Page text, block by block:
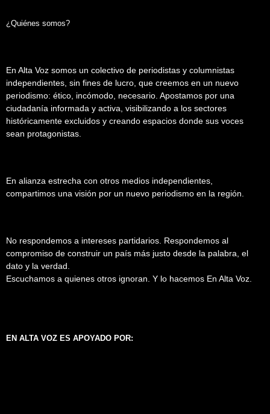
¿Quiénes somos?
En Alta Voz somos un colectivo de periodistas y columnistas
independientes, sin fines de lucro, que creemos en un nuevo
periodismo: ético, incómodo, necesario. Apostamos por una
ciudadanía informada y activa, visibilizando a los sectores
históricamente excluidos y creando espacios donde sus voces
sean protagonistas.
En alianza estrecha con otros medios independientes,
compartimos una visión por un nuevo periodismo en la región.
No respondemos a intereses partidarios. Respondemos al
compromiso de construir un país más justo desde la palabra, el
dato y la verdad.
Escuchamos a quienes otros ignoran. Y lo hacemos En Alta Voz.
EN ALTA VOZ ES APOYADO POR: